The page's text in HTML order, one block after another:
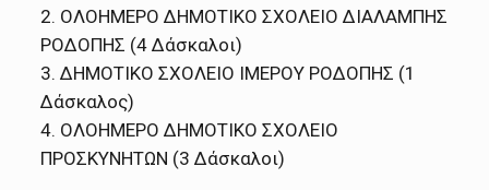
2. ΟΛΟΗΜΕΡΟ ΔΗΜΟΤΙΚΟ ΣΧΟΛΕΙΟ ΔΙΑΛΑΜΠΗΣ
ΡΟΔΟΠΗΣ (4 Δάσκαλοι)
3. ΔΗΜΟΤΙΚΟ ΣΧΟΛΕΙΟ ΙΜΕΡΟΥ ΡΟΔΟΠΗΣ (1
Δάσκαλος)
4. ΟΛΟΗΜΕΡΟ ΔΗΜΟΤΙΚΟ ΣΧΟΛΕΙΟ
ΠΡΟΣΚΥΝΗΤΩΝ (3 Δάσκαλοι)